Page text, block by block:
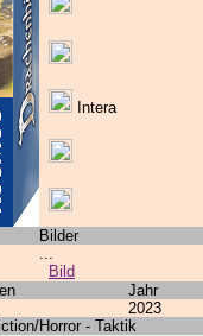
Intera
Bilder
...
Bild
Jahr
2023
Horror - Taktik